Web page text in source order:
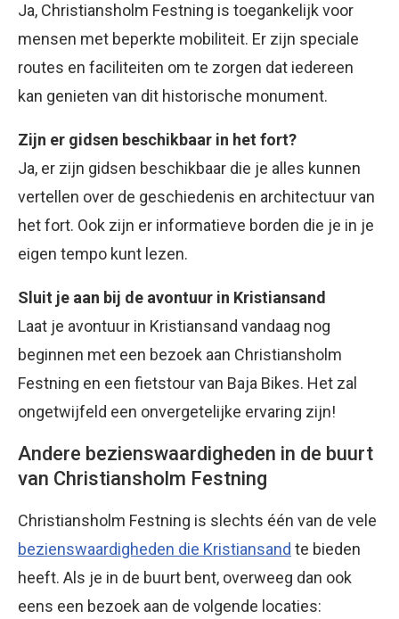
Ja, Christiansholm Festning is toegankelijk voor
mensen met beperkte mobiliteit. Er zijn speciale
routes en faciliteiten om te zorgen dat iedereen
kan genieten van dit historische monument.
Zijn er gidsen beschikbaar in het fort?
Ja, er zijn gidsen beschikbaar die je alles kunnen
vertellen over de geschiedenis en architectuur van
het fort. Ook zijn er informatieve borden die je in je
eigen tempo kunt lezen.
Sluit je aan bij de avontuur in Kristiansand
Laat je avontuur in Kristiansand vandaag nog
beginnen met een bezoek aan Christiansholm
Festning en een fietstour van Baja Bikes. Het zal
ongetwijfeld een onvergetelijke ervaring zijn!
Andere bezienswaardigheden in de buurt
van Christiansholm Festning
Christiansholm Festning is slechts één van de vele
bezienswaardigheden die Kristiansand te bieden
heeft. Als je in de buurt bent, overweeg dan ook
eens een bezoek aan de volgende locaties: